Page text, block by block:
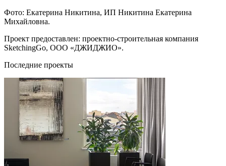
Фото: Екатерина Никитина, ИП Никитина Екатерина
Михайловна.
Проект предоставлен: проектно-строительная компания
SketchingGo, ООО «ДЖИДЖИО».
Последние проекты